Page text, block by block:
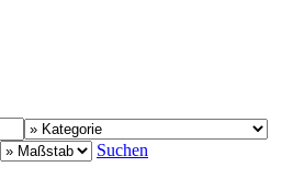
Suchen